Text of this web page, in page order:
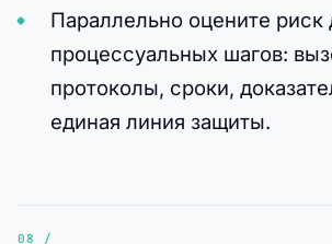
Параллельно оцените риск
процессуальных шагов:
протоколы, сроки,
единая линия защиты.